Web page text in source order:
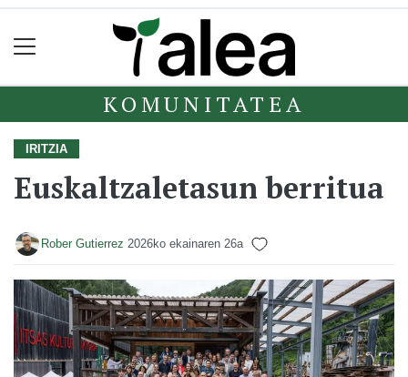
KOMUNITATEA
IRITZIA
Euskaltzaletasun berritua
Rober Gutierrez 2026ko ekainaren 26a